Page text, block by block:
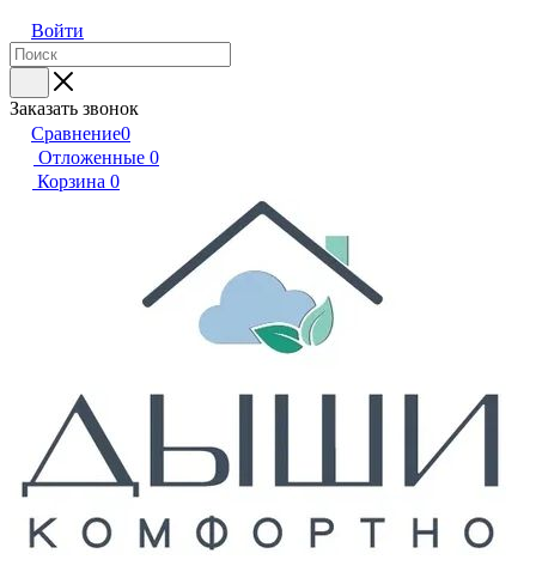
Войти
Заказать звонок
Сравнение0
Отложенные 0
Корзина 0